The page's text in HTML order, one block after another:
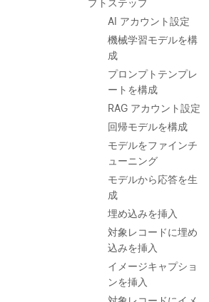
プトステップ
AI アカウント設定
機械学習モデルを構
成
プロンプトテンプレ
ートを構成
RAG アカウント設定
回帰モデルを構成
モデルをファインチ
ューニング
モデルから応答を生
成
埋め込みを挿入
対象レコードに埋め
込みを挿入
イメージキャプショ
ンを挿入